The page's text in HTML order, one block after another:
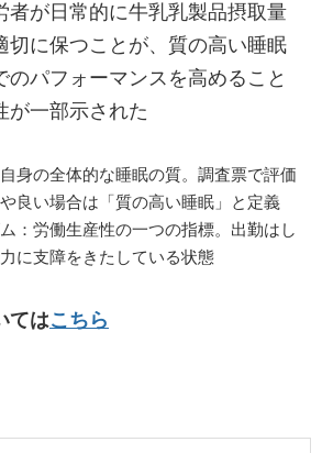
者が日常的に牛乳乳製品摂取量
切に保つことが、質の高い睡眠
のパフォーマンスを高めること
が一部示された
身の全体的な睡眠の質。調査票で評価
良い場合は「質の高い睡眠」と定義
：労働生産性の一つの指標。出勤はし
に支障をきたしている状態
てはこちら